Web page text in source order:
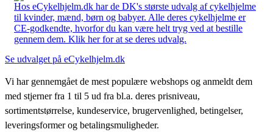
Hos eCykelhjelm.dk har de DK's største udvalg af cykelhjelme
til kvinder, mænd, børn og babyer. Alle deres cykelhjelme er
CE-godkendte, hvorfor du kan være helt tryg ved at bestille
gennem dem. Klik her for at se deres udvalg.
Se udvalget på eCykelhjelm.dk
Vi har gennemgået de mest populære webshops og anmeldt dem
med stjerner fra 1 til 5 ud fra bl.a. deres prisniveau,
sortimentstørrelse, kundeservice, brugervenlighed, betingelser,
leveringsformer og betalingsmuligheder.